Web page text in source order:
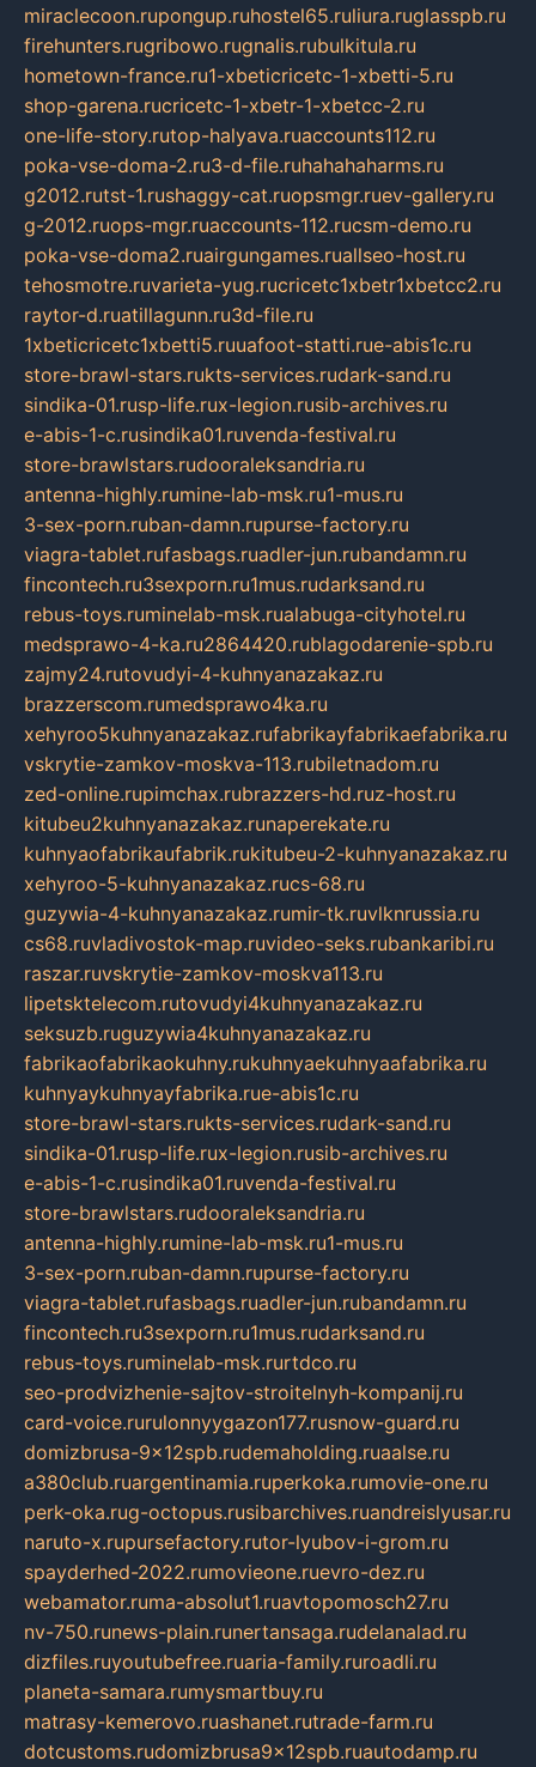
miraclecoon.rupongup.ruhostel65.ruliura.ruglasspb.ru
firehunters.rugribowo.rugnalis.rubulkitula.ru
hometown-france.ru1-xbeticricetc-1-xbetti-5.ru
shop-garena.rucricetc-1-xbetr-1-xbetcc-2.ru
one-life-story.rutop-halyava.ruaccounts112.ru
poka-vse-doma-2.ru3-d-file.ruhahahaharms.ru
g2012.rutst-1.rushaggy-cat.ruopsmgr.ruev-gallery.ru
g-2012.ruops-mgr.ruaccounts-112.rucsm-demo.ru
poka-vse-doma2.ruairgungames.ruallseo-host.ru
tehosmotre.ruvarieta-yug.rucricetc1xbetr1xbetcc2.ru
raytor-d.ruatillagunn.ru3d-file.ru
1xbeticricetc1xbetti5.ruuafoot-statti.rue-abis1c.ru
store-brawl-stars.rukts-services.rudark-sand.ru
sindika-01.rusp-life.rux-legion.rusib-archives.ru
e-abis-1-c.rusindika01.ruvenda-festival.ru
store-brawlstars.rudooraleksandria.ru
antenna-highly.rumine-lab-msk.ru1-mus.ru
3-sex-porn.ruban-damn.rupurse-factory.ru
viagra-tablet.rufasbags.ruadler-jun.rubandamn.ru
fincontech.ru3sexporn.ru1mus.rudarksand.ru
rebus-toys.ruminelab-msk.rualabuga-cityhotel.ru
medsprawo-4-ka.ru2864420.rublagodarenie-spb.ru
zajmy24.rutovudyi-4-kuhnyanazakaz.ru
brazzerscom.rumedsprawo4ka.ru
xehyroo5kuhnyanazakaz.rufabrikayfabrikaefabrika.ru
vskrytie-zamkov-moskva-113.rubiletnadom.ru
zed-online.rupimchax.rubrazzers-hd.ruz-host.ru
kitubeu2kuhnyanazakaz.runaperekate.ru
kuhnyaofabrikaufabrik.rukitubeu-2-kuhnyanazakaz.ru
xehyroo-5-kuhnyanazakaz.rucs-68.ru
guzywia-4-kuhnyanazakaz.rumir-tk.ruvlknrussia.ru
cs68.ruvladivostok-map.ruvideo-seks.rubankaribi.ru
raszar.ruvskrytie-zamkov-moskva113.ru
lipetsktelecom.rutovudyi4kuhnyanazakaz.ru
seksuzb.ruguzywia4kuhnyanazakaz.ru
fabrikaofabrikaokuhny.rukuhnyaekuhnyaafabrika.ru
kuhnyaykuhnyayfabrika.rue-abis1c.ru
store-brawl-stars.rukts-services.rudark-sand.ru
sindika-01.rusp-life.rux-legion.rusib-archives.ru
e-abis-1-c.rusindika01.ruvenda-festival.ru
store-brawlstars.rudooraleksandria.ru
antenna-highly.rumine-lab-msk.ru1-mus.ru
3-sex-porn.ruban-damn.rupurse-factory.ru
viagra-tablet.rufasbags.ruadler-jun.rubandamn.ru
fincontech.ru3sexporn.ru1mus.rudarksand.ru
rebus-toys.ruminelab-msk.rurtdco.ru
seo-prodvizhenie-sajtov-stroitelnyh-kompanij.ru
card-voice.rurulonnyygazon177.rusnow-guard.ru
domizbrusa-9x12spb.rudemaholding.ruaalse.ru
a380club.ruargentinamia.ruperkoka.rumovie-one.ru
perk-oka.rug-octopus.rusibarchives.ruandreislyusar.ru
naruto-x.rupursefactory.rutor-lyubov-i-grom.ru
spayderhed-2022.rumovieone.ruevro-dez.ru
webamator.ruma-absolut1.ruavtopomosch27.ru
nv-750.runews-plain.runertansaga.rudelanalad.ru
dizfiles.ruyoutubefree.ruaria-family.ruroadli.ru
planeta-samara.rumysmartbuy.ru
matrasy-kemerovo.ruashanet.rutrade-farm.ru
dotcustoms.rudomizbrusa9x12spb.ruautodamp.ru